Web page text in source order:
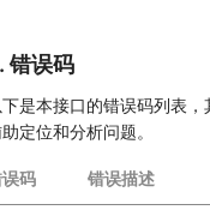
错误码
是本接口的错误码列表
定位和分析问题。
码 错误描述